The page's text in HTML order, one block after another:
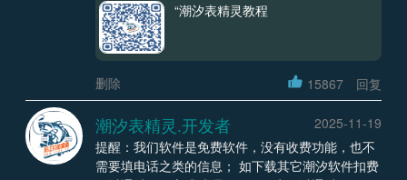
“潮汐表精灵教程
删除 15867 回复
潮汐表精灵.开发者
2025-11-19
提醒：我们软件是免费软件，没有收费功能，也不
需要填电话之类的信息； 如下载其它潮汐软件扣费